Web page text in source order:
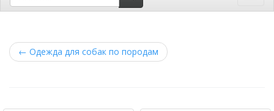
← Одежда для собак по породам